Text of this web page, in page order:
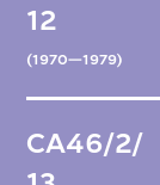
12
(1970—1979)
CA46/2/